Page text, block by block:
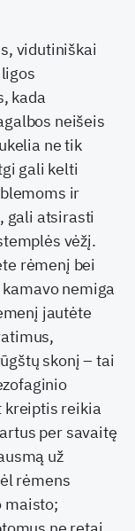
vidutiniškai
kada
neišeis
ne tik
gali kelti
ir
gali atsirasti
vėžį.
rėmenį bei
nemiga
jautėte
skonį – tai
kreiptis reikia
per savaitę
už
rėmens
maisto;